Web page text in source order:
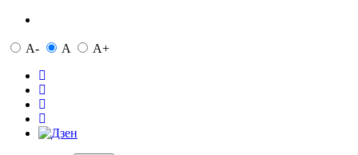
A- A A+